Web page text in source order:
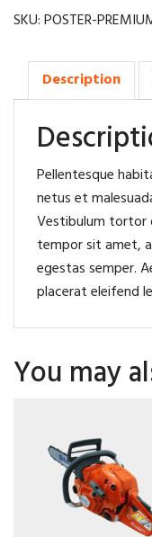
quantity
SKU:POSTER-
Description
Pellentesque
netus et
Vestibulum tortor
tempor sit amet,
egestas semper.
placerat eleifend
You may